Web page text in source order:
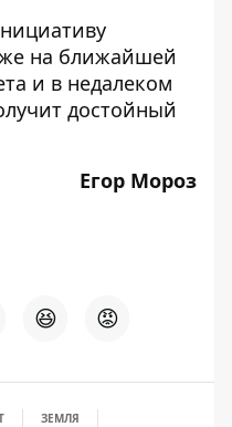
на ближайшей
и в недалеком
достойный
Егор Мороз
😆 😡
ЗЕМЛЯ